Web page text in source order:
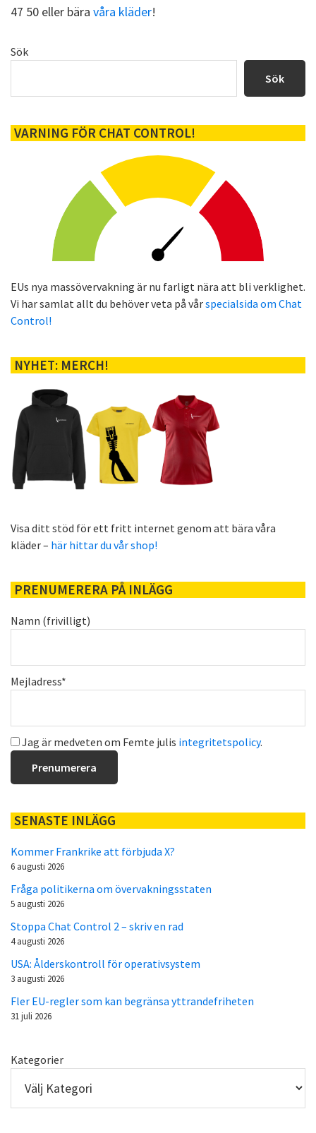
47 50 eller bära våra kläder!
Primärt
Sök
Sök
VARNING FÖR CHAT CONTROL!
EUs nya massövervakning är nu farligt nära att bli verklighet.
Vi har samlat allt du behöver veta på vårspecialsida om Chat
Control!
NYHET: MERCH!
Visa ditt stöd för ett fritt internet genom att bära våra
kläder – här hittar du vår shop!
PRENUMERERA PÅ INLÄGG
Namn (frivilligt)
Mejladress*
Jag är medveten om Femte julis integritetspolicy.
SENASTE INLÄGG
Kommer Frankrike att förbjuda X?
6 augusti 2026
Fråga politikerna om övervakningsstaten
5 augusti 2026
Stoppa Chat Control 2 – skriv en rad
4 augusti 2026
USA: Ålderskontroll för operativsystem
3 augusti 2026
Fler EU-regler som kan begränsa yttrandefriheten
31 juli 2026
Kategorier